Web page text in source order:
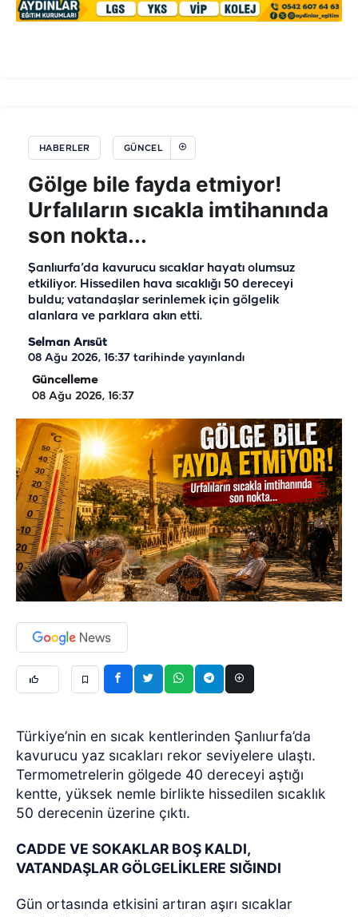
HABERLER GÜNCEL
Gölge bile fayda etmiyor!
Urfalıların sıcakla imtihanında
son nokta...
Şanlıurfa’da kavurucu sıcaklar hayatı olumsuz
etkiliyor. Hissedilen hava sıcaklığı 50 dereceyi
buldu; vatandaşlar serinlemek için gölgelik
alanlara ve parklara akın etti.
Selman Arısüt
08 Ağu 2026, 16:37 tarihinde yayınlandı
Güncelleme
08 Ağu 2026, 16:37
Türkiye’nin en sıcak kentlerinden Şanlıurfa’da
kavurucu yaz sıcakları rekor seviyelere ulaştı.
Termometrelerin gölgede 40 dereceyi aştığı
kentte, yüksek nemle birlikte hissedilen sıcaklık
50 derecenin üzerine çıktı.
CADDE VE SOKAKLAR BOŞ KALDI,
VATANDAŞLAR GÖLGELİKLERE SIĞINDI
Gün ortasında etkisini artıran aşırı sıcaklar